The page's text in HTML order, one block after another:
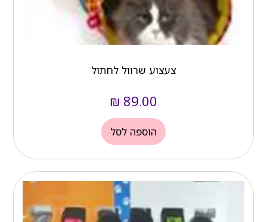
צעצוע שרוול לחתול
₪ 89.00
הוספה לסל